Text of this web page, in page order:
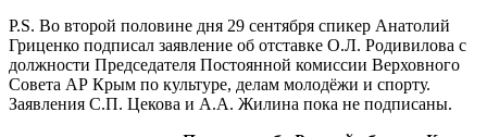
P.S. Во второй половине дня 29 сентября спикер Анатолий
Гриценко подписал заявление об отставке О.Л. Родивилова с
должности Председателя Постоянной комиссии Верховного
Совета АР Крым по культуре, делам молодёжи и спорту.
Заявления С.П. Цекова и А.А. Жилина пока не подписаны.